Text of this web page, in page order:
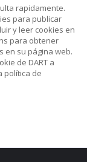
rapidamente.
para publicar
y leer cookies en
para obtener
en su página web.
de DART a
política de